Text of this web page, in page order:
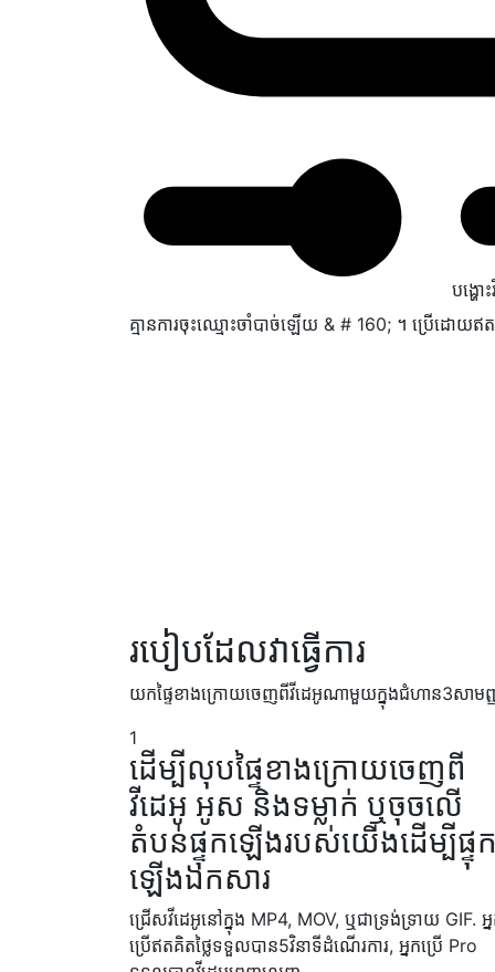
បង្ហោ
គ្មាន​ការ​ចុះឈ្មោះ​ចាំបាច់​ឡើយ & # 160; ។ ប្រើ​ដោយ​ឥ
របៀប​ដែល​វា​ធ្វើការ
យក​ផ្ទៃ​ខាង​ក្រោយ​ចេញ​ពី​វីដេអូ​ណាមួយ​ក្នុង​ជំហាន​3​សាមញ្
1
ដើម្បីលុបផ្ទៃខាងក្រោយចេញពី
វីដេអូ អូស និងទម្លាក់ ឬចុចលើ
តំបន់ផ្ទុកឡើងរបស់យើងដើម្បីផ្ទុក
ឡើងឯកសារ
ជ្រើសវីដេអូនៅក្នុង MP4, MOV, ឬជាទ្រង់ទ្រាយ GIF. អ្
ប្រើឥតគិតថ្លៃទទួលបាន5វិនាទីដំណើរការ, អ្នកប្រើ Pro